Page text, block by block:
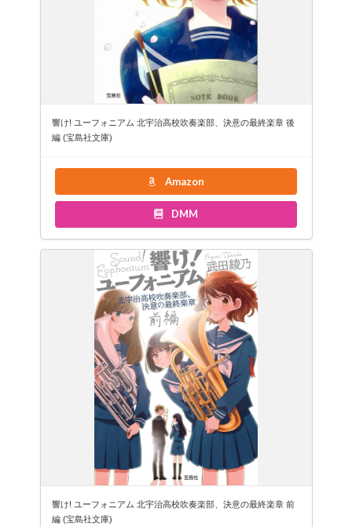
響け! ユーフォニアム 北宇治高校吹奏楽部、決意の最終楽章 後
編 (宝島社文庫)
Amazon
DMM
響け! ユーフォニアム 北宇治高校吹奏楽部、決意の最終楽章 前
編 (宝島社文庫)